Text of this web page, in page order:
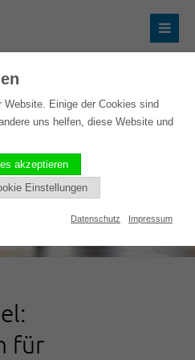
für
Einige der Cookies sind
uns helfen, diese Website und
akzeptieren
Einstellungen
Datenschutz Impressum